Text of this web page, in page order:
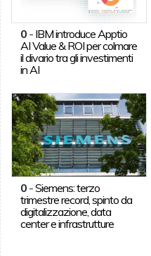
0- IBM introduce Apptio
AI Value & ROI per colmare
il divario tra gli investimenti
in AI
0-Siemens: terzo
trimestre record, spinto da
digitalizzazione, data
center e infrastrutture